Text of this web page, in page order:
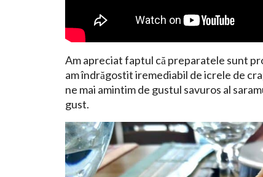
Am apreciat faptul că preparatele sunt
am îndrăgostit iremediabil de icrele de
ne mai amintim de gustul savuros al
gust.